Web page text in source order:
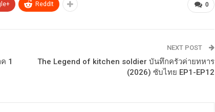
0
ReddIt
1
NEXT POST
The Legend of kitchen soldier บันทึกครัวค่ายทหาร
(2026) ซับไทย EP1-EP12